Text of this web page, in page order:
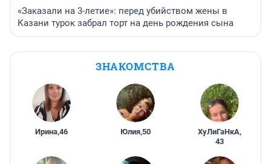
«Заказали на 3-летие»: перед убийством жены в
Казани турок забрал торт на день рождения сына
ЗНАКОМСТВА
Ирина,46 Юлия,50 ХуЛиГаНкА,
43